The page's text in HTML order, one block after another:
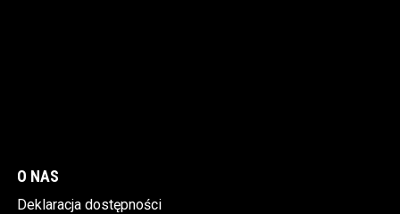
O NAS
Deklaracja dostępności